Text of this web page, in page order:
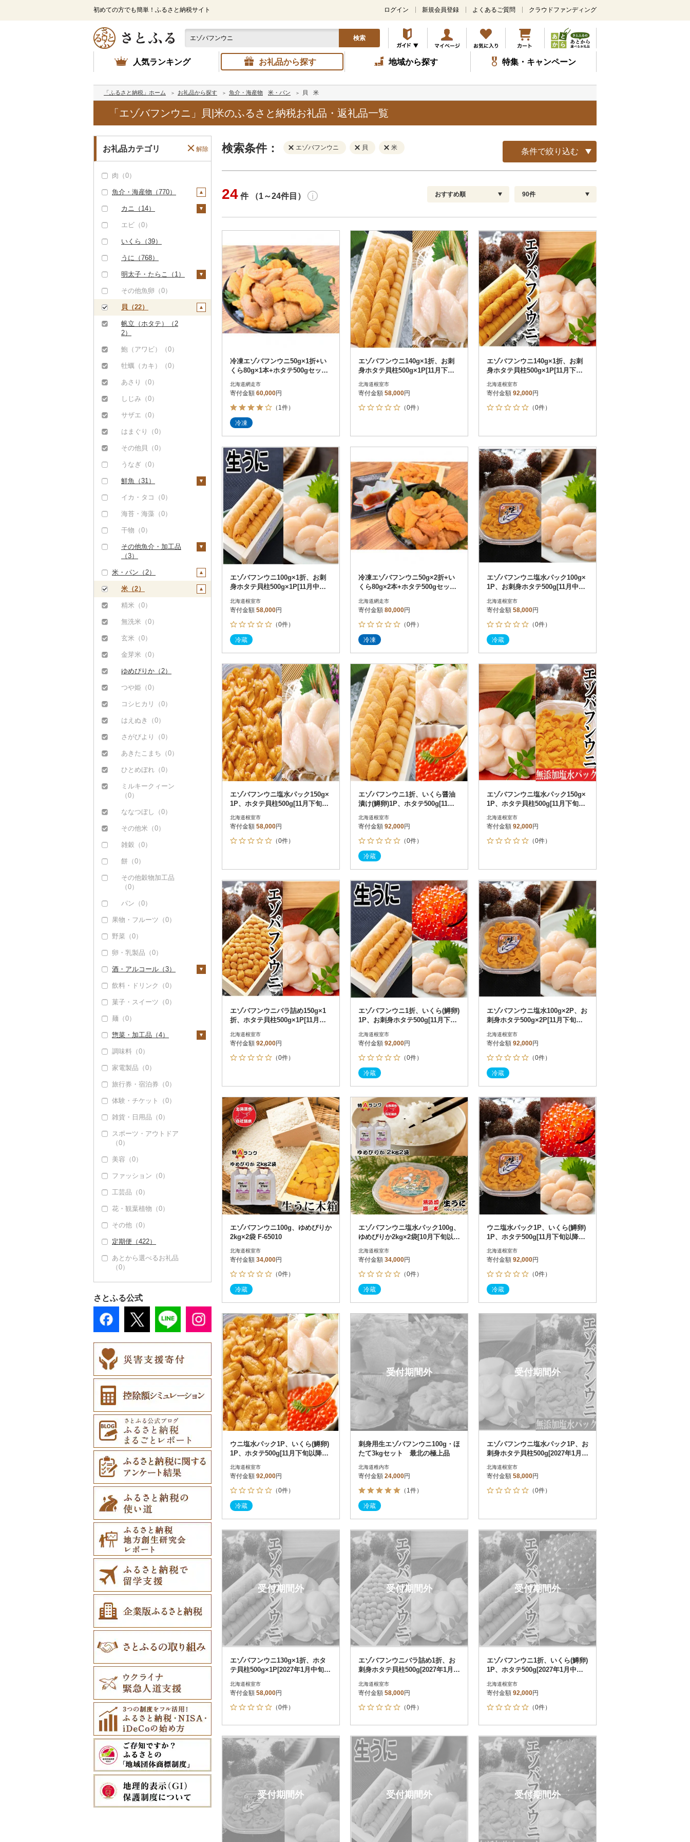
初めての方でも簡単！ふるさと納税サイト
メ
ン
コ
ン
テ
ツ
ッ
ログイン 新規会員登録 よくあるご質問 クラウドファンディング
検索
人気ランキング お礼品から探す 地域から探す 特集・キャンペーン
「ふるさと納税」ホーム お礼品から探す 魚介・海産物 米・パン 貝 米
「エゾバフンウニ」貝|米のふるさと納税お礼品・返礼品一覧
お礼品カテゴリ 解除
肉（0）
魚介・海産物（770）
カニ（14）
ズワイガニ（0）
タラバガニ（4）
毛ガニ（9）
かにしゃぶ（0）
その他カニ（0）
エビ（0）
いくら（39）
うに（768）
明太子・たらこ（1）
明太子（1）
たらこ（0）
その他魚卵（0）
貝（22）
帆立（ホタテ）（2
2）
鮑（アワビ）（0）
牡蠣（カキ）（0）
あさり（0）
しじみ（0）
サザエ（0）
はまぐり（0）
その他貝（0）
うなぎ（0）
鮮魚（31）
鮭・サーモン（20）
マグロ（0）
イワシ（0）
カツオ（0）
クエ（0）
くじら（0）
イカ・タコ（0）
海苔・海藻（0）
干物（0）
その他魚介・加工品
（3）
しらす・ちりめん
（0）
かまぼこ・練り製品
（0）
その他魚介・加工品
（3）
米・パン（2）
米（2）
精米（0）
無洗米（0）
玄米（0）
金芽米（0）
ゆめぴりか（2）
つや姫（0）
コシヒカリ（0）
はえぬき（0）
さがびより（0）
あきたこまち（0）
ひとめぼれ（0）
ミルキークィーン
（0）
ななつぼし（0）
その他米（0）
雑穀（0）
餅（0）
その他穀物加工品
（0）
パン（0）
果物・フルーツ（0）
野菜（0）
卵・乳製品（0）
酒・アルコール（3）
ビール・発泡酒（0）
日本酒（3）
純米大吟醸（1）
純米吟醸（0）
大吟醸（0）
吟醸（0）
その他日本酒（2）
焼酎（0）
梅酒（0）
泡盛（0）
ワイン（0）
ウイスキー（0）
リキュール・洋酒
ノンアルコール（0）
その他酒（0）
飲料・ドリンク（0）
菓子・スイーツ（0）
麺（0）
惣菜・加工品（4）
惣菜（0）
カレー・シチュー
スープ（0）
豆腐・納豆（0）
漬物（0）
缶詰・瓶詰（2）
肉（0）
魚（0）
果物（0）
ジャム（0）
（2）
乾物（0）
燻製（スモーク）
その他加工品（2）
調味料（0）
家電製品（0）
旅行券・宿泊券（0）
体験・チケット（0）
雑貨・日用品（0）
スポーツ・アウトドア
（0）
美容（0）
ファッション（0）
工芸品（0）
花・観葉植物（0）
その他（0）
定期便（422）
あとから選べるお礼品
（0）
さとふる公式
検索条件： エゾバフンウニ 貝 米 条件で絞り込む
決済方法 解除
PayPay
クレジットカード決済
Amazon Pay
楽天ペイ
メルペイ
コンビニ支払い
d払い
金融機関(Pay-easy決済)
解除
発送種別 解除
通常
冷蔵便
冷凍便
配送指定 解除
お届け日時指定可
お届け時間帯指定可
発送される月指定可
その他 解除
さとふる限定のお礼品
定期便
さとふるアプリdeワンストップ申請
対象
結果を見る（
24 件 （1～24件目） おすすめ順
新着順
レビュー件数順
レビュー評価順
寄付金額が高い順
寄付金額が低い順
90件
60
90
120
冷凍エゾバフンウニ50g×1折+い
くら80g×1本+ホタテ500gセット
(北海道網走産)
北海道網走市
寄付金額 60,000円
（1件）
冷凍
エゾバフンウニ140g×1折、お刺
身ホタテ貝柱500g×1P[11月下旬
以降発送] D-53029
北海道根室市
寄付金額 58,000円
（0件）
エゾバフンウニ140g×1折、お刺
身ホタテ貝柱500g×1P[11月下旬
以降発送] E-40019
北海道根室市
寄付金額 92,000円
（0件）
エゾバフンウニ100g×1折、お刺
身ホタテ貝柱500g×1P[11月中旬
北海道根室市
寄付金額 58,000円
（0件）
冷蔵
冷凍エゾバフンウニ50g×2折+い
くら80g×2本+ホタテ500gセット
北海道網走市
寄付金額 80,000円
（0件）
冷凍
エゾバフンウニ塩水パック100g×
1P、お刺身ホタテ500g[11月中旬
北海道根室市
寄付金額 58,000円
（0件）
冷蔵
エゾバフンウニ塩水パック150g×
1P、ホタテ貝柱500g[11月下旬以
北海道根室市
寄付金額 58,000円
（0件）
エゾバフンウニ1折、いくら醤油
漬け(鱒卵)1P、ホタテ500g[11月
北海道根室市
寄付金額 92,000円
（0件）
冷蔵
エゾバフンウニ塩水パック150g×
1P、ホタテ貝柱500g[11月下旬以
北海道根室市
寄付金額 92,000円
（0件）
エゾバフンウニバラ詰め150g×1
折、ホタテ貝柱500g×1P[11月下
北海道根室市
寄付金額 92,000円
（0件）
エゾバフンウニ1折、いくら(鱒卵)
1P、お刺身ホタテ500g[11月下旬
北海道根室市
寄付金額 92,000円
（0件）
冷蔵
エゾバフンウニ塩水100g×2P、お
刺身ホタテ500g×2P[11月下旬以
北海道根室市
寄付金額 92,000円
（0件）
冷蔵
エゾバフンウニ100g、ゆめぴりか
2kg×2袋 F-65010
北海道根室市
寄付金額 34,000円
（0件）
冷蔵
エゾバフンウニ塩水パック100g、
ゆめぴりか2kg×2袋[10月下旬以降
北海道根室市
寄付金額 34,000円
（0件）
冷蔵
ウニ塩水パック1P、いくら(鱒卵)
1P、ホタテ500g[11月下旬以降発
北海道根室市
寄付金額 92,000円
（0件）
冷蔵
ウニ塩水パック1P、いくら(鱒卵)
1P、ホタテ500g[11月下旬以降発
北海道根室市
寄付金額 92,000円
（0件）
冷蔵
受付期間外
刺身用生エゾバフンウニ100g・ほ
たて3kgセット 最北の極上品
北海道稚内市
寄付金額 24,000円
（1件）
冷蔵
受付期間外
エゾバフンウニ塩水パック1P、お
刺身ホタテ貝柱500g[2027年1月中
北海道根室市
寄付金額 58,000円
（0件）
受付期間外
エゾバフンウニ130g×1折、ホタ
テ貝柱500g×1P[2027年1月中旬以
北海道根室市
寄付金額 58,000円
（0件）
受付期間外
エゾバフンウニバラ詰め1折、お
刺身ホタテ貝柱500g[2027年1月中
北海道根室市
寄付金額 58,000円
（0件）
受付期間外
エゾバフンウニ1折、いくら(鱒卵)
1P、ホタテ500g[2027年1月中旬
北海道根室市
寄付金額 92,000円
（0件）
受付期間外 受付期間外 受付期間外